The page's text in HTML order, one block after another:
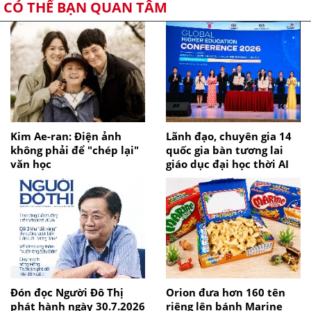
CÓ THỂ BẠN QUAN TÂM
Kim Ae-ran: Điện ảnh
không phải để "chép lại"
văn học
Lãnh đạo, chuyên gia 14
quốc gia bàn tương lai
giáo dục đại học thời AI
Đón đọc Người Đô Thị
phát hành ngày 30.7.2026
Orion đưa hơn 160 tên
riêng lên bánh Marine